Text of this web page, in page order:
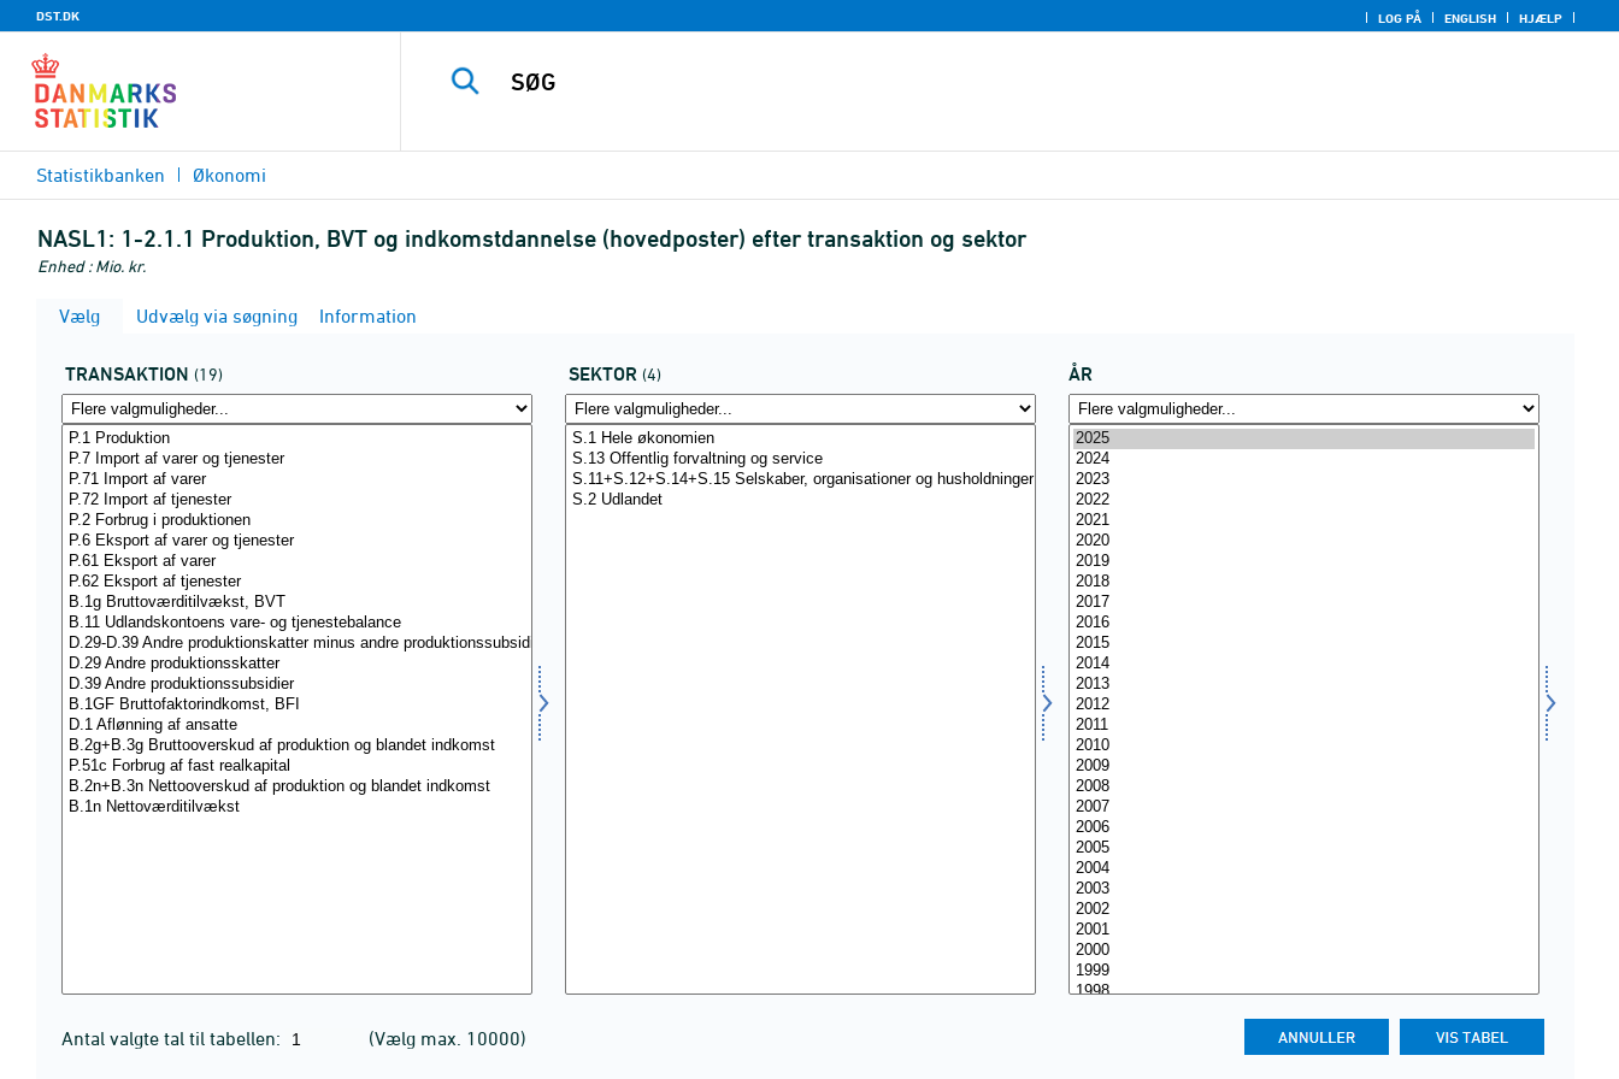
DST.DK LOG PÅ ENGLISH HJÆLP
Statistikbanken Økonomi
NASL1: 1-2.1.1 Produktion, BVT og indkomstdannelse (hovedposter) efter transaktion og sektor
Enhed : Mio. kr.
Vælg Udvælg via søgning Information
TRANSAKTION (19) SEKTOR (4) ÅR
Antal valgte tal til tabellen: (Vælg max. 10000)